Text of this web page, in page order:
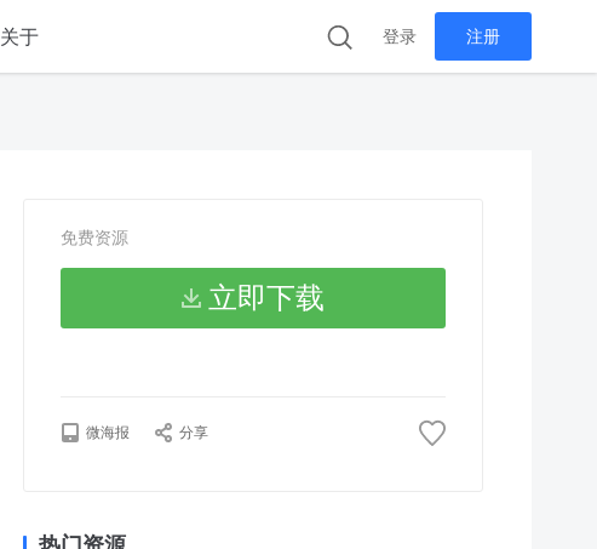
关于 登录 注册
免费资源
立即下载
微海报 分享